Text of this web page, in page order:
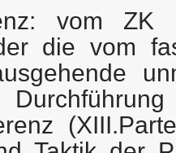
vom ZK
die vom